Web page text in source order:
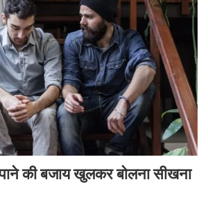
की बजाय खुलकर बोलना सीखना